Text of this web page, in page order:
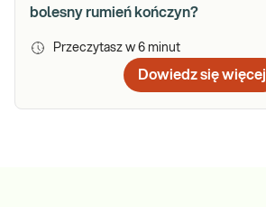
bolesny rumień kończyn?
Przeczytasz w 6 minut
Dowiedz się więcej